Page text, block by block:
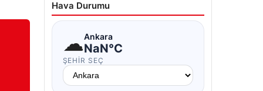
Hava Durumu
☁Ankara
NaN°C
ŞEHIR SEÇ